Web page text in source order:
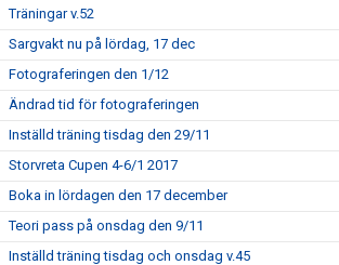
Träningar v.52
Sargvakt nu på lördag, 17 dec
Fotograferingen den 1/12
Ändrad tid för fotograferingen
Inställd träning tisdag den 29/11
Storvreta Cupen 4-6/1 2017
Boka in lördagen den 17 december
Teori pass på onsdag den 9/11
Inställd träning tisdag och onsdag v.45